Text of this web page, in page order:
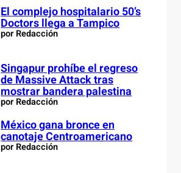
El complejo hospitalario 50’s
Doctors llega a Tampico
por Redacción
Singapur prohíbe el regreso
de Massive Attack tras
mostrar bandera palestina
por Redacción
México gana bronce en
canotaje Centroamericano
por Redacción